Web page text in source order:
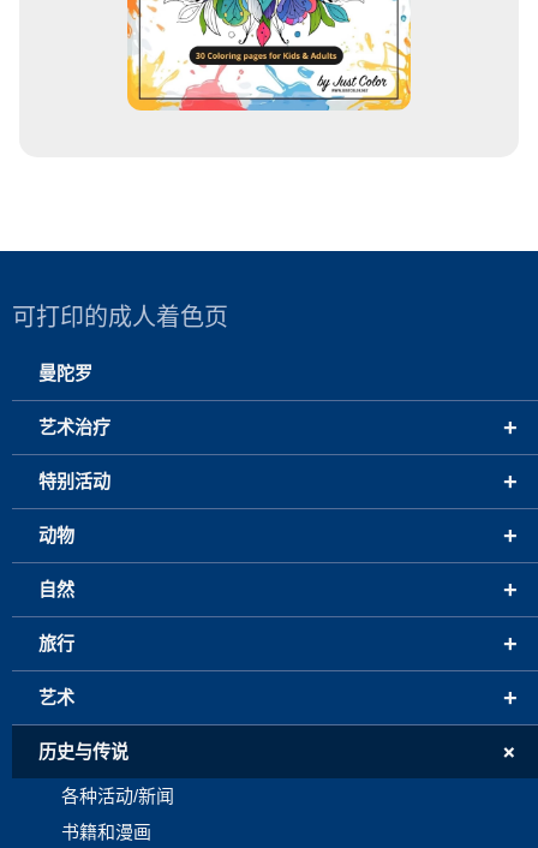
可打印的成人着色页
曼陀罗
+
艺术治疗
+
特别活动
+
动物
+
自然
+
旅行
+
艺术
+
历史与传说
各种活动/新闻
书籍和漫画